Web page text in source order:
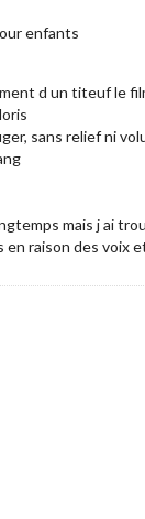
enfants
d un titeuf le
sans relief ni
mais j ai
raison des voix